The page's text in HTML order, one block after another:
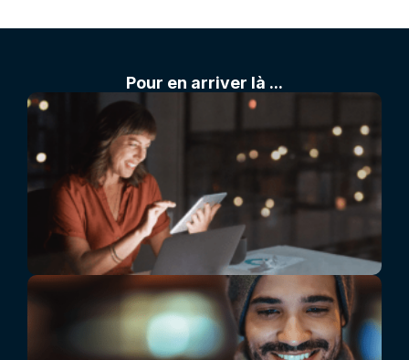
Pour en arriver là ...